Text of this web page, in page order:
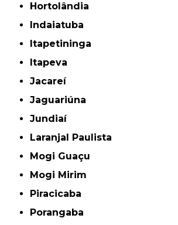
Hortolândia
Indaiatuba
Itapetininga
Itapeva
Jacareí
Jaguariúna
Jundiaí
Laranjal Paulista
Mogi Guaçu
Mogi Mirim
Piracicaba
Porangaba